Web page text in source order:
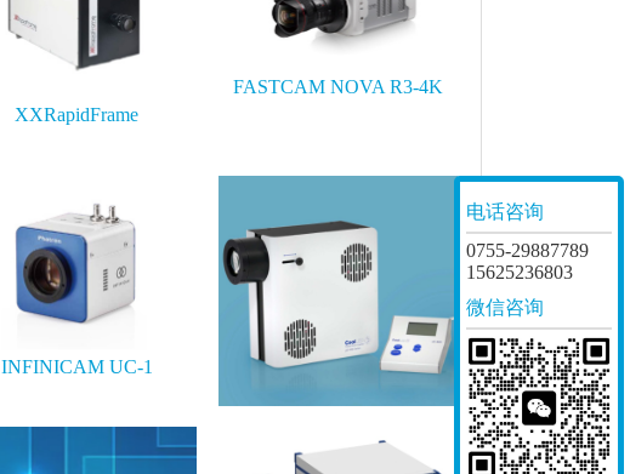
XXRapidFrame
FASTCAM NOVA R3-4K
INFINICAM UC-1
电话咨询
0755-29887789
15625236803
微信咨询